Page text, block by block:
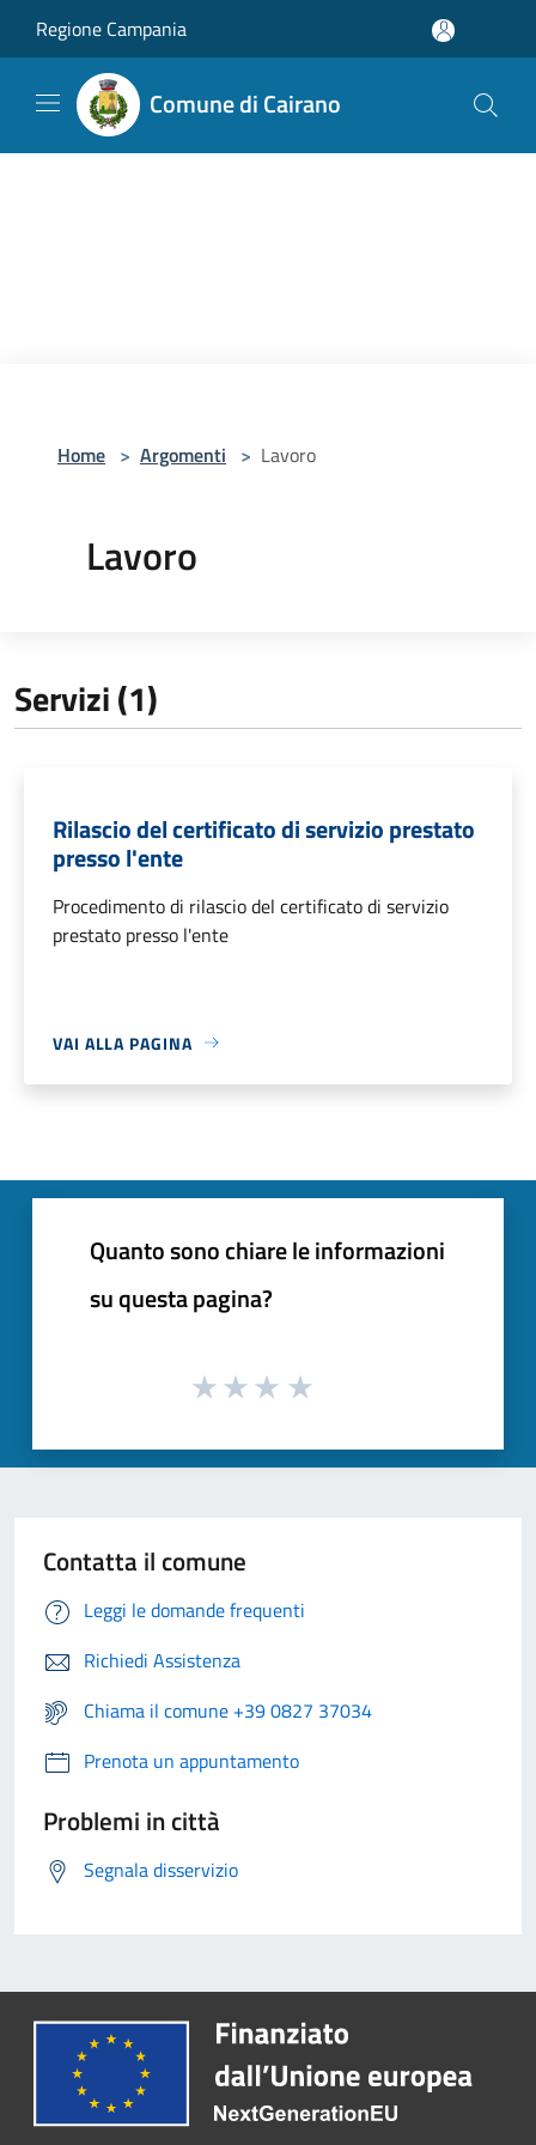
Regione Campania
Comune di Cairano
Home > Argomenti > Lavoro
Lavoro
Servizi (1)
Rilascio del certificato di servizio prestato
presso l'ente
Procedimento di rilascio del certificato di servizio
prestato presso l'ente
VAI ALLA PAGINA
Quanto sono chiare le informazioni
su questa pagina?
Contatta il comune
Leggi le domande frequenti
Richiedi Assistenza
Chiama il comune +39 0827 37034
Prenota un appuntamento
Problemi in città
Segnala disservizio